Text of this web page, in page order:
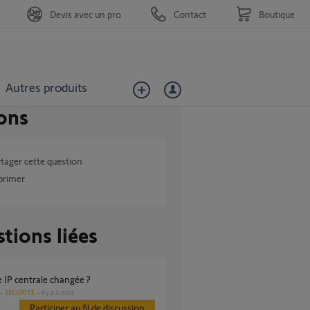
Autres produits
Devis avec un pro Contact Boutique
cette question
liées
IP centrale changée ?
SÉCURITÉ il y a 3 mois
Participer au fil de discussion